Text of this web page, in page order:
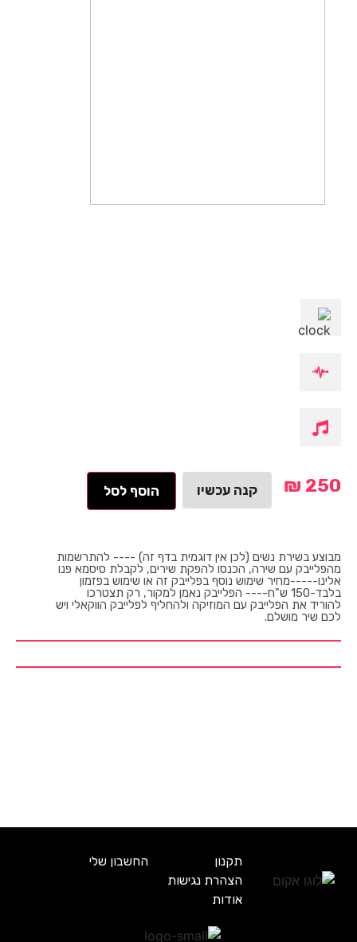
₪ 250 קנה עכשיו הוסף לסל
מבוצע בשירת נשים (לכן אין דוגמית בדף זה) ---- להתרשמות
מהפלייבק עם שירה, הכנסו להפקת שירים, לקבלת סיסמא פנו
אלינו-----מחיר שימוש נוסף בפלייבק זה או שימוש בפזמון
בלבד-150 ש"ח---- הפלייבק נאמן למקור, רק תצטרכו
להוריד את הפלייבק עם המוזיקה ולהחליף לפלייבק הווקאלי ויש
לכם שיר מושלם.
תקנון
החשבון שלי
הצהרת נגישות
אודות